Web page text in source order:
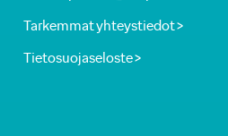
Tarkemmat yhteystiedot >
Tietosuojaseloste >